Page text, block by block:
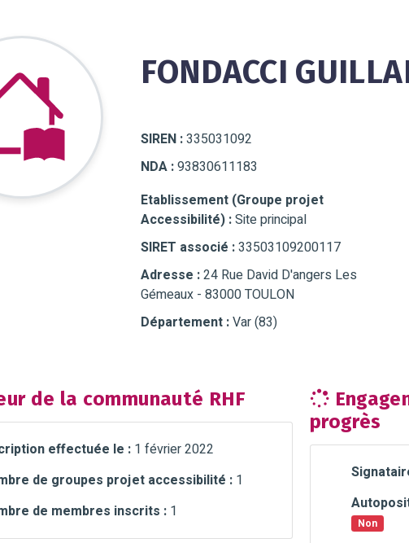
FONDACCI
SIREN :335031092
NDA :93830611183
Etablissement (Groupe projet
Accessibilité) :Site principal
SIRET associé :33503109200117
Adresse :24 Rue David D'angers Les
Gémeaux - 83000 TOULON
Département :Var (83)
de la communauté RHF
effectuée le :1 février 2022
de groupes projet accessibilité :1
de membres inscrits :1
progrès
Non